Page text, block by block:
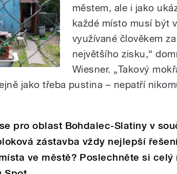
městem, ale i jako
každé místo musí být
využívané člověkem
největšího zisku,“
Wiesner. „Takový
jako třeba pustina – nepatří
pro oblast Bohdalec-Slatiny v
zástavba vždy nejlepší
ve městě? Poslechněte si celý